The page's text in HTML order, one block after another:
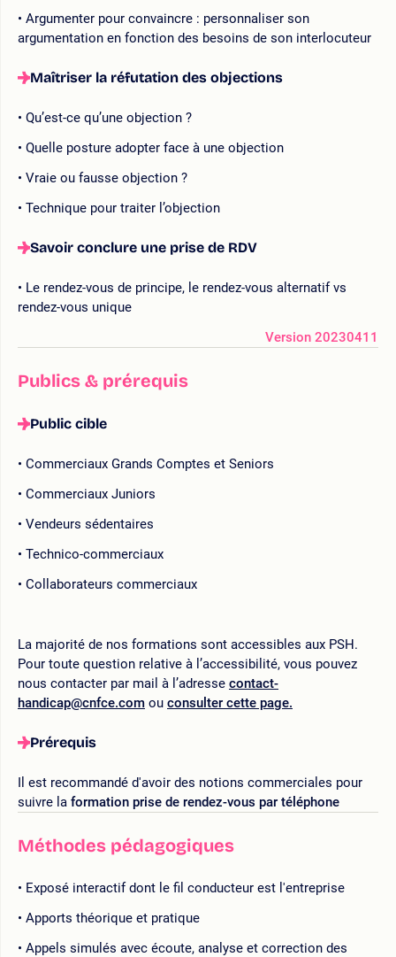
Argumenter pour convaincre : personnaliser son
argumentation en fonction des besoins de son interlocuteur
Maîtriser la réfutation des objections
Qu’est-ce qu’une objection ?
Quelle posture adopter face à une objection
Vraie ou fausse objection ?
Technique pour traiter l’objection
Savoir conclure une prise de RDV
Le rendez-vous de principe, le rendez-vous alternatif vs
rendez-vous unique
Version 20230411
Publics & prérequis
Public cible
Commerciaux Grands Comptes et Seniors
Commerciaux Juniors
Vendeurs sédentaires
Technico-commerciaux
Collaborateurs commerciaux
La majorité de nos formations sont accessibles aux PSH.
Pour toute question relative à l’accessibilité, vous pouvez
nous contacter par mail à l’adresse contact-
handicap@cnfce.com ou consulter cette page.
Prérequis
Il est recommandé d'avoir des notions commerciales pour
suivre la formation prise de rendez-vous par téléphone
Méthodes pédagogiques
Exposé interactif dont le fil conducteur est l'entreprise
Apports théorique et pratique
Appels simulés avec écoute, analyse et correction des